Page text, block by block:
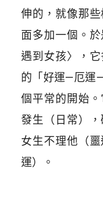
伸的，就像那
面多加一個。
遇到女孩〉，
的「好運—厄運
個平常的開始
發生（日常）
女生不理他（
運）。